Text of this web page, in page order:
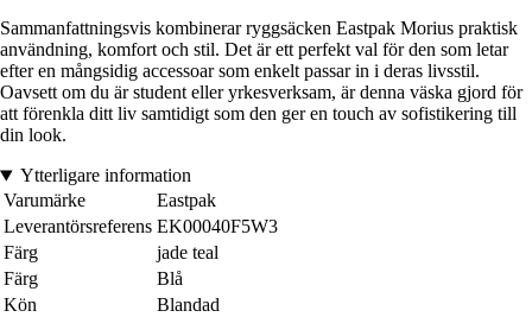
Sammanfattningsvis kombinerar ryggsäcken Eastpak Morius praktisk
användning, komfort och stil. Det är ett perfekt val för den som letar
efter en mångsidig accessoar som enkelt passar in i deras livsstil.
Oavsett om du är student eller yrkesverksam, är denna väska gjord för
att förenkla ditt liv samtidigt som den ger en touch av sofistikering till
din look.
Ytterligare information
Varumärke
Eastpak
Leverantörsreferens EK00040F5W3
Färg
jade teal
Färg
Blå
Kön
Blandad